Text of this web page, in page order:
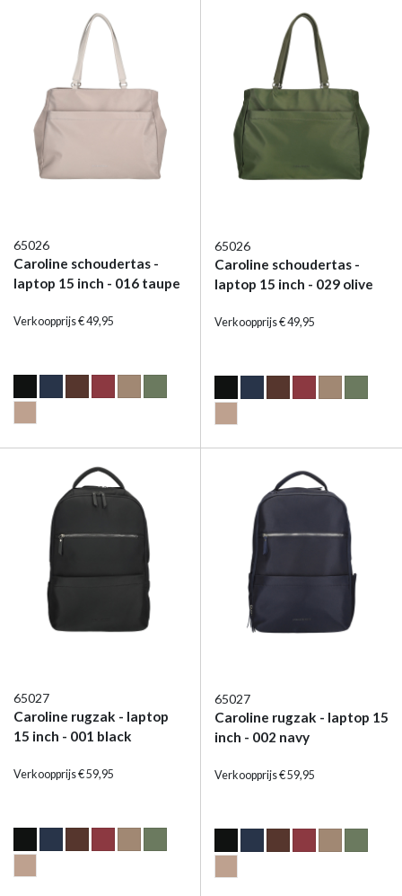
65026
Caroline schoudertas -
laptop 15 inch - 016 taupe
Verkoopprijs € 49,95
65026
Caroline schoudertas -
laptop 15 inch - 029 olive
Verkoopprijs € 49,95
65027
Caroline rugzak - laptop
15 inch - 001 black
Verkoopprijs € 59,95
65027
Caroline rugzak - laptop 15
inch - 002 navy
Verkoopprijs € 59,95